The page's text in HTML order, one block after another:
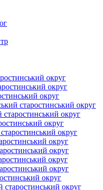
округ
округ
округ
старостинський округ
округ
округ
округ
округ
округ
округ
округ
округ
округ